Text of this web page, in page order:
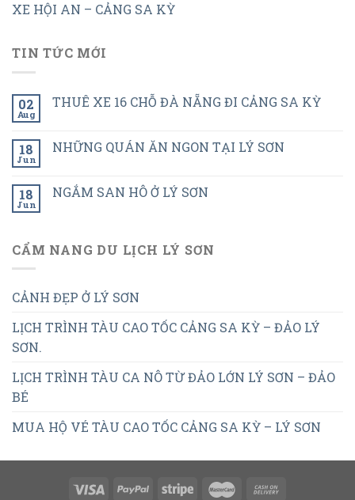
XE HỘI AN – CẢNG SA KỲ
TIN TỨC MỚI
02
Aug
THUÊ XE 16 CHỖ ĐÀ NẴNG ĐI CẢNG SA KỲ
18
Jun
NHỮNG QUÁN ĂN NGON TẠI LÝ SƠN
18
Jun
NGẮM SAN HÔ Ở LÝ SƠN
CẨM NANG DU LỊCH LÝ SƠN
CẢNH ĐẸP Ở LÝ SƠN
LỊCH TRÌNH TÀU CAO TỐC CẢNG SA KỲ – ĐẢO LÝ
SƠN.
LỊCH TRÌNH TÀU CA NÔ TỪ ĐẢO LỚN LÝ SƠN – ĐẢO
BÉ
MUA HỘ VÉ TÀU CAO TỐC CẢNG SA KỲ – LÝ SƠN